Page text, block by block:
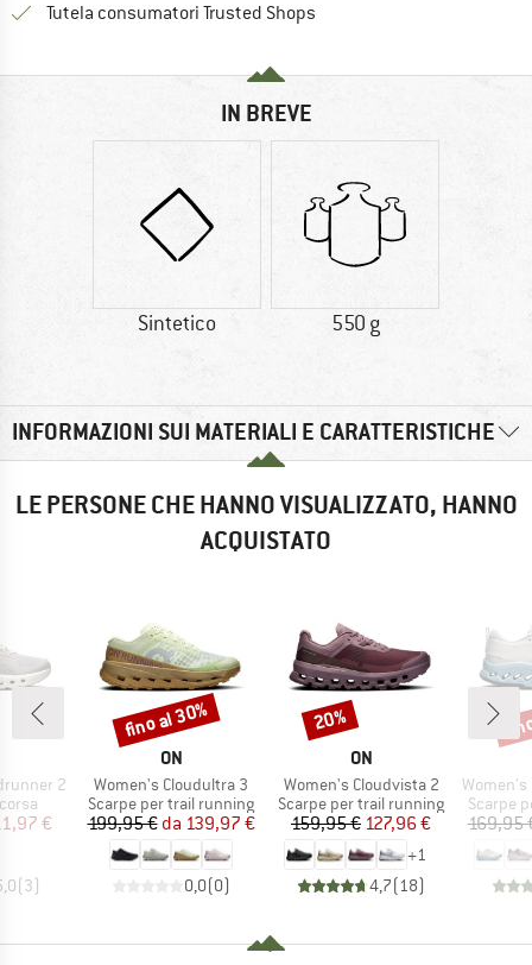
Tutela consumatori Trusted Shops
IN BREVE
Sintetico 550 g
INFORMAZIONI SUI MATERIALI E CARATTERISTICHE
LE PERSONE CHE HANNO VISUALIZZATO, HANNO
ACQUISTATO
2
ridotto
€
(3)
MARCHIO
ON
Articolo
Women's Cloudultra 3
Gruppo di prodotti
Scarpe per trail running
Prezzo
199,95 € Prezzo ridotto
da 139,97 €
0,0(0)
Sconto
fino al 30%
MARCHIO
ON
Articolo
Women's Cloudvista 2
Gruppo di prodotti
Scarpe per trail running
Prezzo
159,95 €Prezzo ridotto
127,96 €
+1
4,7( 18)
Sconto
20%
Articolo
Women's
Gruppo
Scarpe
169,95